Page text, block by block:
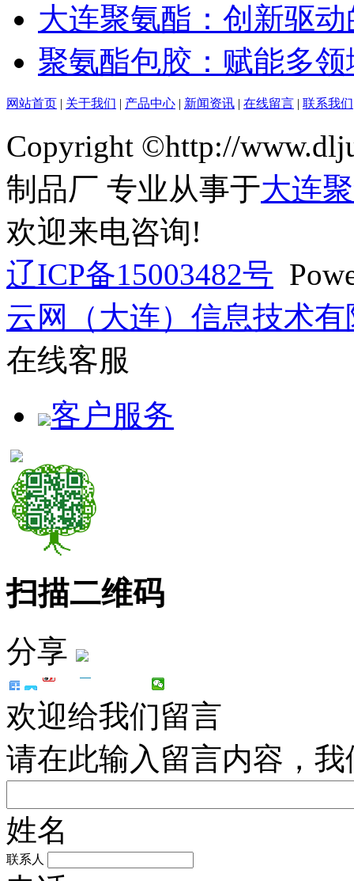
大连聚氨酯：创新驱
聚氨酯包胶：赋能多
网站首页 | 关于我们 | 产品中心 | 新闻资讯 | 在线留言 | 联系我们
Copyright ©http://
制品厂 专业从事于大连
欢迎来电咨询!
辽ICP备15003482号
云网（大连）信息技术有
在线客服
客户服务
扫描二维码
分享
欢迎给我们留言
请在此输入留言内容，
姓名
联系人